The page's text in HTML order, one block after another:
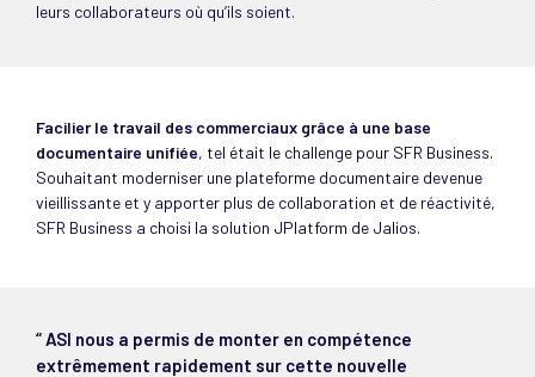
leurs collaborateurs où qu’ils soient.
Facilier le travail des commerciaux grâce à une base
documentaire unifiée, tel était le challenge pour SFR Business.
Souhaitant moderniser une plateforme documentaire devenue
vieillissante et y apporter plus de collaboration et de réactivité,
SFR Business a choisi la solution JPlatform de Jalios.
“ ASI nous a permis de monter en compétence
extrêmement rapidement sur cette nouvelle